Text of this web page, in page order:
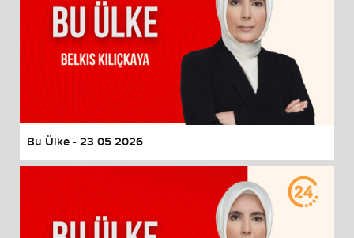
Bu Ülke - 23 05 2026